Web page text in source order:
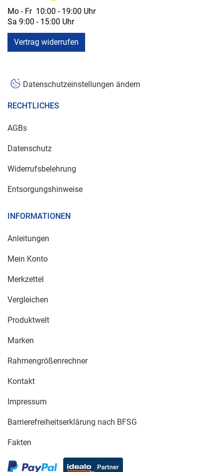
Mo - Fr 10:00 - 19:00 Uhr
Sa 9:00 - 15:00 Uhr
Vertrag widerrufen
Datenschutzeinstellungen ändern
RECHTLICHES
AGBs
Datenschutz
Widerrufsbelehrung
Entsorgungshinweise
INFORMATIONEN
Anleitungen
Mein Konto
Merkzettel
Vergleichen
Produktwelt
Marken
Rahmengrößenrechner
Kontakt
Impressum
Barrierefreiheitserklärung nach BFSG
Fakten